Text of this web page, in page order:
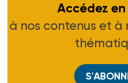
Accédez
à nos contenus et à